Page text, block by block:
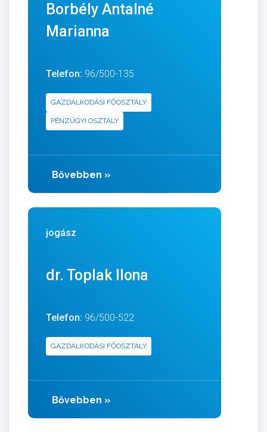
Borbély Antalné
Marianna
Telefon: 96/500-135
GAZDÁLKODÁSI FŐOSZTÁLY
PÉNZÜGYI OSZTÁLY
Bővebben »
jogász
dr. Toplak Ilona
Telefon: 96/500-522
GAZDÁLKODÁSI FŐOSZTÁLY
Bővebben »